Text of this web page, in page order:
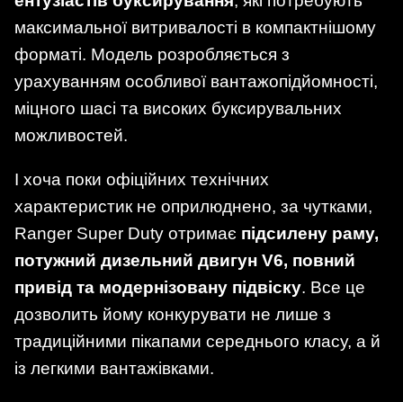
максимальної витривалості в компактнішому
форматі. Модель розробляється з
урахуванням особливої вантажопідйомності,
міцного шасі та високих буксирувальних
можливостей.
І хоча поки офіційних технічних
характеристик не оприлюднено, за чутками,
Ranger Super Duty отримає підсилену раму,
потужний дизельний двигун V6, повний
привід та модернізовану підвіску. Все це
дозволить йому конкурувати не лише з
традиційними пікапами середнього класу, а й
із легкими вантажівками.